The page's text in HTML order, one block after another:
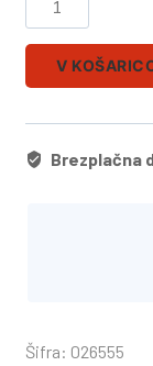
V
Brezplačna
Šifra: 026555